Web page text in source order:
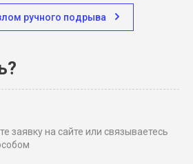
ручного подрыва
заявку на сайте или связываетесь